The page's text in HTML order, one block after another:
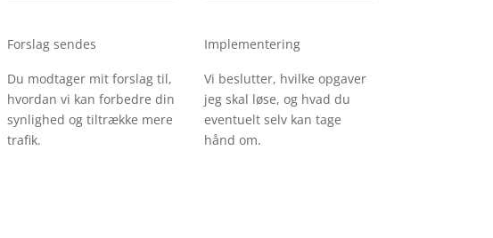
Forslag sendes
Du modtager mit forslag til,
hvordan vi kan forbedre din
synlighed og tiltrække mere
trafik.
Implementering
Vi beslutter, hvilke opgaver
jeg skal løse, og hvad du
eventuelt selv kan tage
hånd om.